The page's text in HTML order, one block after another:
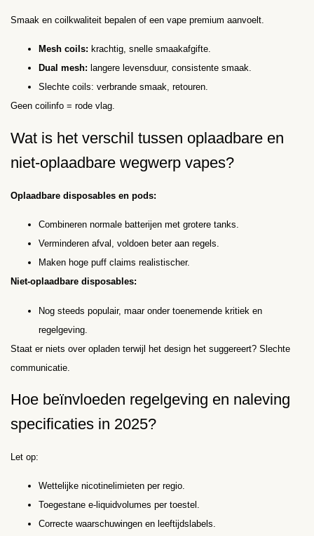
Smaak en coilkwaliteit bepalen of een vape premium aanvoelt.
Mesh coils: krachtig, snelle smaakafgifte.
Dual mesh: langere levensduur, consistente smaak.
Slechte coils: verbrande smaak, retouren.
Geen coilinfo = rode vlag.
Wat is het verschil tussen oplaadbare en
niet-oplaadbare wegwerp vapes?
Oplaadbare disposables en pods:
Combineren normale batterijen met grotere tanks.
Verminderen afval, voldoen beter aan regels.
Maken hoge puff claims realistischer.
Niet-oplaadbare disposables:
Nog steeds populair, maar onder toenemende kritiek en
regelgeving.
Staat er niets over opladen terwijl het design het suggereert? Slechte
communicatie.
Hoe beïnvloeden regelgeving en naleving
specificaties in 2025?
Let op:
Wettelijke nicotine­limieten per regio.
Toegestane e-liquidvolumes per toestel.
Correcte waarschuwingen en leeftijdslabels.